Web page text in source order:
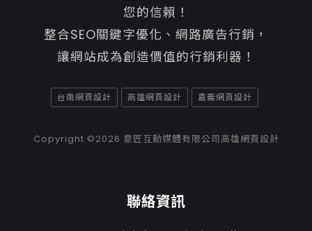
您的信賴！
整合SEO關鍵字優化、網路廣告行銷，
讓網站成為創造價值的行銷利器！
台南網頁設計 高雄網頁設計 嘉義網頁設計
Copyright ©2026 意匠互動媒體有限公司高雄網頁設計
聯絡資訊